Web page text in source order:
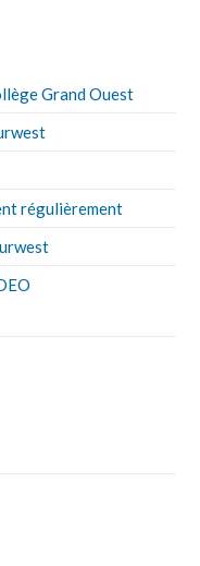
Grand Ouest
régulièrement